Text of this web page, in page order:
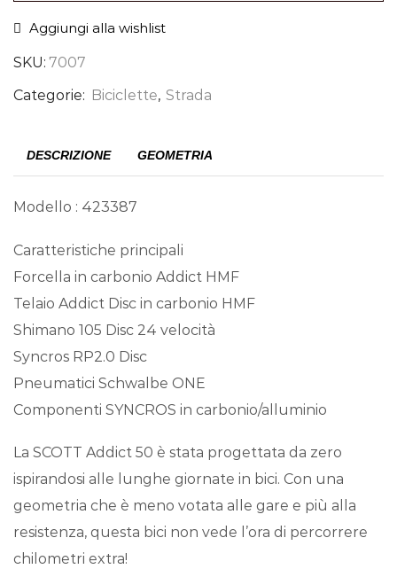
Aggiungi alla wishlist
SKU: 7007
Categorie: Biciclette, Strada
DESCRIZIONE GEOMETRIA
Modello : 423387
Caratteristiche principali
Forcella in carbonio Addict HMF
Telaio Addict Disc in carbonio HMF
Shimano 105 Disc 24 velocità
Syncros RP2.0 Disc
Pneumatici Schwalbe ONE
Componenti SYNCROS in carbonio/alluminio
La SCOTT Addict 50 è stata progettata da zero
ispirandosi alle lunghe giornate in bici. Con una
geometria che è meno votata alle gare e più alla
resistenza, questa bici non vede l’ora di percorrere
chilometri extra!